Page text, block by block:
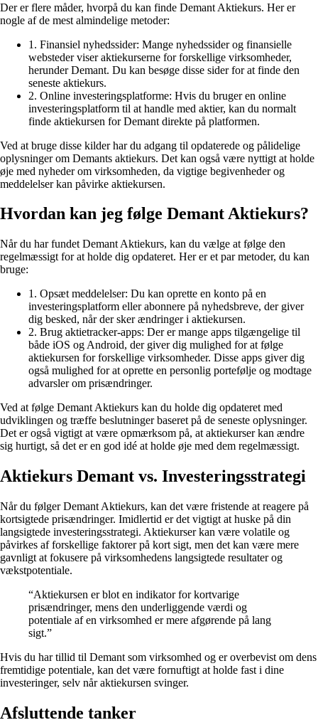
Der er flere måder, hvorpå du kan finde Demant Aktiekurs. Her er
nogle af de mest almindelige metoder:
1. Finansiel nyhedssider: Mange nyhedssider og finansielle
websteder viser aktiekurserne for forskellige virksomheder,
herunder Demant. Du kan besøge disse sider for at finde den
seneste aktiekurs.
2. Online investeringsplatforme: Hvis du bruger en online
investeringsplatform til at handle med aktier, kan du normalt
finde aktiekursen for Demant direkte på platformen.
Ved at bruge disse kilder har du adgang til opdaterede og pålidelige
oplysninger om Demants aktiekurs. Det kan også være nyttigt at holde
øje med nyheder om virksomheden, da vigtige begivenheder og
meddelelser kan påvirke aktiekursen.
Hvordan kan jeg følge Demant Aktiekurs?
Når du har fundet Demant Aktiekurs, kan du vælge at følge den
regelmæssigt for at holde dig opdateret. Her er et par metoder, du kan
bruge:
1. Opsæt meddelelser: Du kan oprette en konto på en
investeringsplatform eller abonnere på nyhedsbreve, der giver
dig besked, når der sker ændringer i aktiekursen.
2. Brug aktietracker-apps: Der er mange apps tilgængelige til
både iOS og Android, der giver dig mulighed for at følge
aktiekursen for forskellige virksomheder. Disse apps giver dig
også mulighed for at oprette en personlig portefølje og modtage
advarsler om prisændringer.
Ved at følge Demant Aktiekurs kan du holde dig opdateret med
udviklingen og træffe beslutninger baseret på de seneste oplysninger.
Det er også vigtigt at være opmærksom på, at aktiekurser kan ændre
sig hurtigt, så det er en god idé at holde øje med dem regelmæssigt.
Aktiekurs Demant vs. Investeringsstrategi
Når du følger Demant Aktiekurs, kan det være fristende at reagere på
kortsigtede prisændringer. Imidlertid er det vigtigt at huske på din
langsigtede investeringsstrategi. Aktiekurser kan være volatile og
påvirkes af forskellige faktorer på kort sigt, men det kan være mere
gavnligt at fokusere på virksomhedens langsigtede resultater og
vækstpotentiale.
“Aktiekursen er blot en indikator for kortvarige
prisændringer, mens den underliggende værdi og
potentiale af en virksomhed er mere afgørende på lang
sigt.”
Hvis du har tillid til Demant som virksomhed og er overbevist om dens
fremtidige potentiale, kan det være fornuftigt at holde fast i dine
investeringer, selv når aktiekursen svinger.
Afsluttende tanker